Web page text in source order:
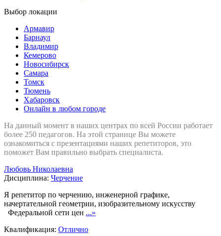
Выбор локации
Армавир
Барнаул
Владимир
Кемерово
Новосибирск
Самара
Томск
Тюмень
Хабаровск
Онлайн в любом городе
На данный момент в наших центрах по всей России работает
более 250 педагогов. На этой странице Вы можете
ознакомиться с презентациями наших репетиторов, это
поможет Вам правильно выбрать специалиста.
Любовь Николаевна
Дисциплина: Черчение
Я репетитор по черчению, инженерной графике,
начертательной геометрии, изобразительному искусству
Федеральной сети цен ...»
Квалификация: Отлично